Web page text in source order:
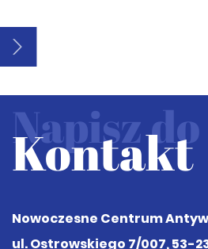
Napisz
Kontakt
Nowoczesne Centrum
ul. Ostrowskiego 7/007, 53-